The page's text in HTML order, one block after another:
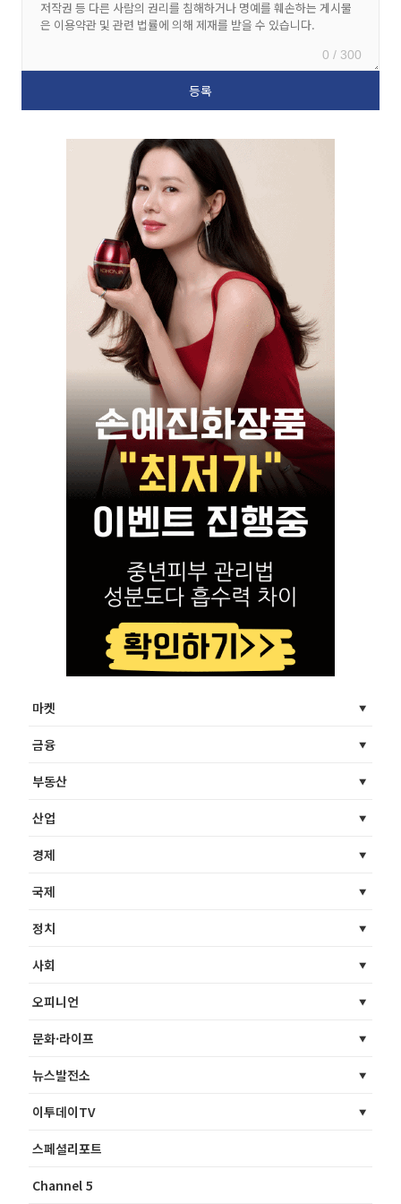
0 / 300
마켓
금융
부동산
산업
경제
국제
정치
사회
오피니언
문화·라이프
뉴스발전소
이투데이TV
스페셜리포트
Channel 5